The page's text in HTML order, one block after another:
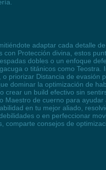
adaptar cada detalle
Protección divina, estos
dobles o un enfoque
o titánicos como Teostra.
priorizar Distancia de evasión
dominar la optimización de
un build efectivo sin
Maestro de cuerno para
en tu mejor aliado,
o en perfeccionar
consejos de